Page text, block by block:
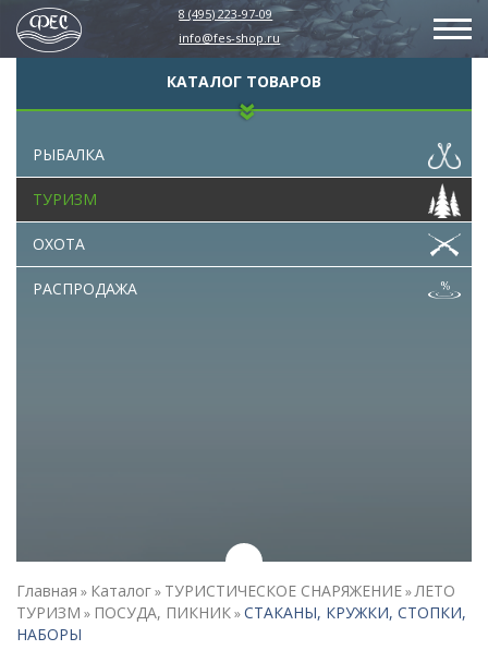
8 (495) 223-97-09
info@fes-shop.ru
КАТАЛОГ ТОВАРОВ
РЫБАЛКА
ТУРИЗМ
ОХОТА
РАСПРОДАЖА
Главная » Каталог» ТУРИСТИЧЕСКОЕ СНАРЯЖЕНИЕ»ЛЕТО
ТУРИЗМ » ПОСУДА, ПИКНИК»СТАКАНЫ, КРУЖКИ, СТОПКИ,
НАБОРЫ